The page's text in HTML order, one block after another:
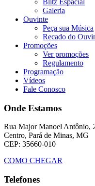
Galeria
Ouvinte
Peça sua Música
Recado do
Promoções
Ver promoções
Regulamento
Programação
Vídeos
Fale Conosco
Onde Estamos
Rua Major Manoel Antônio,
Centro, Pará de Minas, MG
CEP: 35660-010
COMO CHEGAR
Telefones